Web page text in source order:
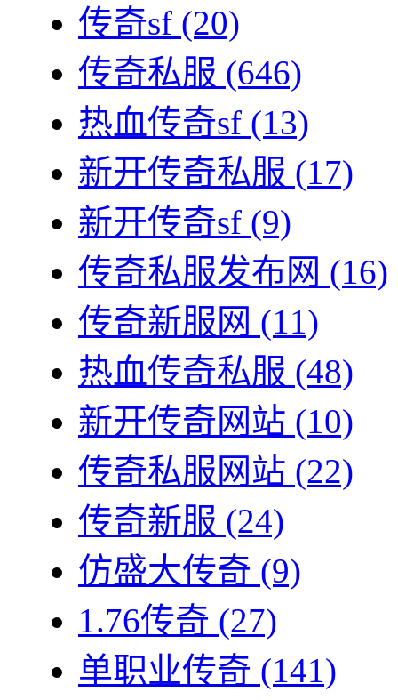
传奇sf (20)
传奇私服 (646)
热血传奇sf (13)
新开传奇私服 (17)
新开传奇sf (9)
传奇私服发布网 (16)
传奇新服网 (11)
热血传奇私服 (48)
新开传奇网站 (10)
传奇私服网站 (22)
传奇新服 (24)
仿盛大传奇 (9)
1.76传奇 (27)
单职业传奇 (141)